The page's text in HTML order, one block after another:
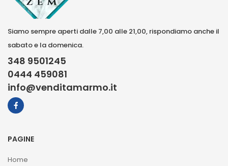
Siamo sempre aperti dalle 7,00 alle 21,00, rispondiamo anche il
sabato e la domenica.
348 9501245
0444 459081
info@venditamarmo.it
PAGINE
Home